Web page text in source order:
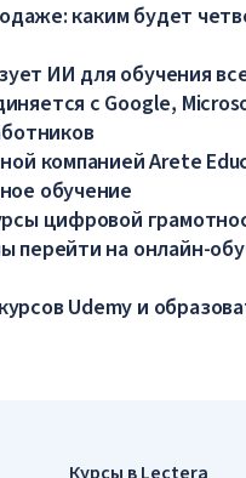
каким будет
ИИ для обучения
с Google,
компанией Arete
обучение
цифровой
на онлайн-
Udemy и